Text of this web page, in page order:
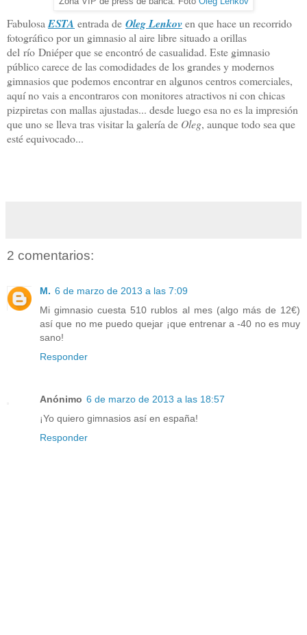
Fabulosa ESTA entrada de Oleg Lenkoven que hace un recorrido
fotográfico por un gimnasio al aire libre situado a orillas
del río Dniéper que se encontró de casualidad. Este gimnasio
público carece de las comodidades de los grandes y modernos
gimnasios que podemos encontrar en algunos centros comerciales,
aquí no vais a encontraros con monitores atractivos ni con chicas
pizpiretas con mallas ajustadas... desde luego esa no es la impresión
que uno se lleva tras visitar la galería de Oleg, aunque todo sea que
esté equivocado...
2 comentarios:
M. 6 de marzo de 2013 a las 7:09
Mi gimnasio cuesta 510 rublos al mes (algo más de 12€)
así que no me puedo quejar ¡que entrenar a -40 no es muy
sano!
Responder
Anónimo 6 de marzo de 2013 a las 18:57
¡Yo quiero gimnasios así en españa!
Responder